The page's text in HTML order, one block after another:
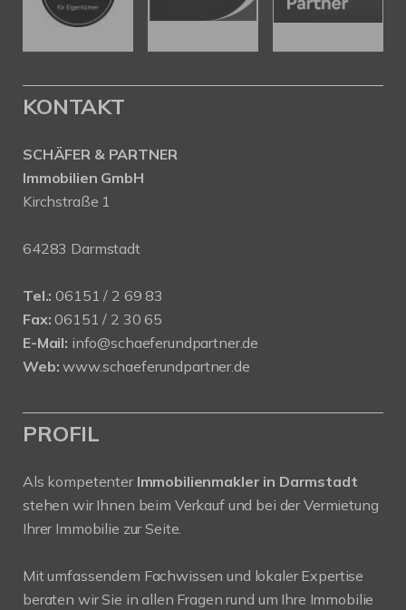
KONTAKT
SCHÄFER & PARTNER
Immobilien GmbH
Kirchstraße 1
64283 Darmstadt
Tel.: 06151 / 2 69 83
Fax: 06151 / 2 30 65
E-Mail: info@schaeferundpartner.de
Web: www.schaeferundpartner.de
PROFIL
Als kompetenter Immobilienmakler in Darmstadt
stehen wir Ihnen beim Verkauf und bei der Vermietung
Ihrer Immobilie zur Seite.
Mit umfassendem Fachwissen und lokaler Expertise
beraten wir Sie in allen Fragen rund um Ihre Immobilie